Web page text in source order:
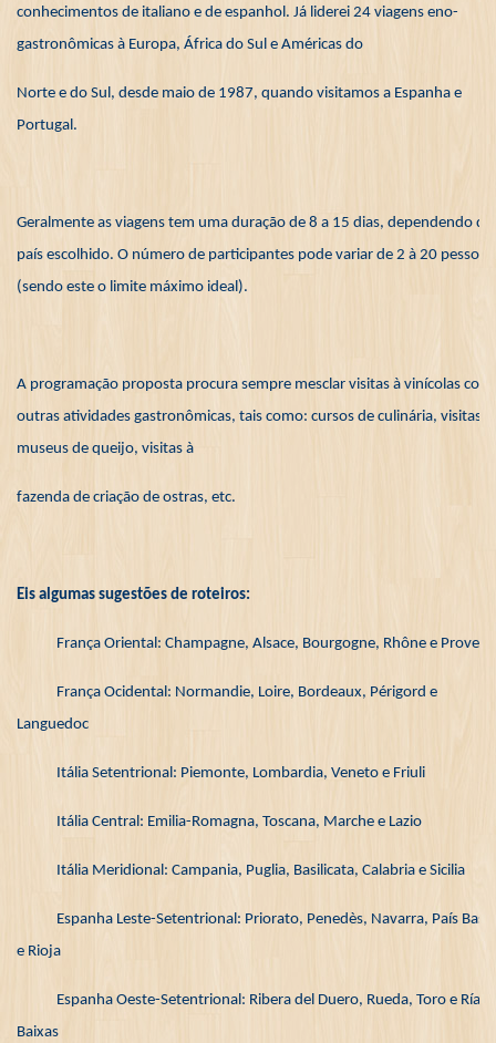
conhecimentos de italiano e de espanhol. Já liderei 24 viagens eno-
gastronômicas à Europa, África do Sul e Américas do
Norte e do Sul, desde maio de 1987, quando visitamos a Espanha e
Portugal.
Geralmente as viagens tem uma duração de 8 a 15 dias, dependendo do
país escolhido. O número de participantes pode variar de 2 à 20 pessoas
(sendo este o limite máximo ideal).
A programação proposta procura sempre mesclar visitas à vinícolas com
outras atividades gastronômicas, tais como: cursos de culinária, visitas à
museus de queijo, visitas à
fazenda de criação de ostras, etc.
Eis algumas sugestões de roteiros:
França Oriental: Champagne, Alsace, Bourgogne, Rhône e
França Ocidental: Normandie, Loire, Bordeaux, Périgord e
Languedoc
Itália Setentrional: Piemonte, Lombardia, Veneto e Friuli
Itália Central: Emilia-Romagna, Toscana, Marche e Lazio
Itália Meridional: Campania, Puglia, Basilicata, Calabria e Sicilia
Espanha Leste-Setentrional: Priorato, Penedès, Navarra, País
e Rioja
Espanha Oeste-Setentrional: Ribera del Duero, Rueda, Toro e Rías
Baixas